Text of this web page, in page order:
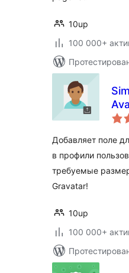
10up
100 000+
Добавляет поле
в профили
требуемые
Gravatar!
10up
100 000+